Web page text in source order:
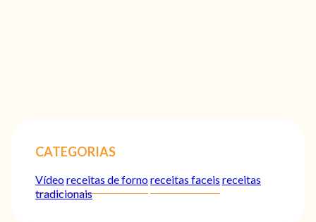
CATEGORIAS
Vídeoreceitas de fornoreceitas faceis receitas
tradicionais